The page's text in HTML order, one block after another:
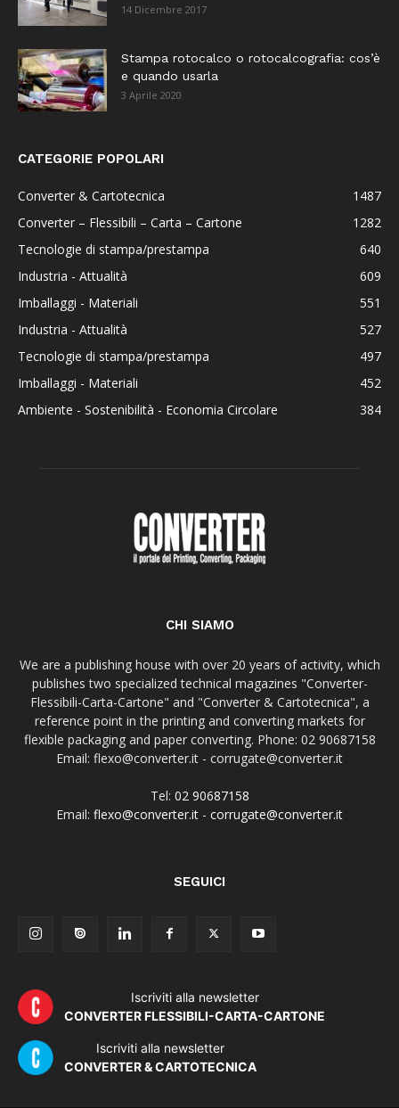
14 Dicembre 2017
Stampa rotocalco o rotocalcografia: cos’è
e quando usarla
3 Aprile 2020
CATEGORIE POPOLARI
Converter & Cartotecnica
1487
Converter – Flessibili – Carta – Cartone
1282
Tecnologie di stampa/prestampa
640
Industria - Attualità
609
Imballaggi - Materiali
551
Industria - Attualità
527
Tecnologie di stampa/prestampa
497
Imballaggi - Materiali
452
Ambiente - Sostenibilità - Economia Circolare
384
CHI SIAMO
We are a publishing house with over 20 years of activity, which
publishes two specialized technical magazines "Converter-
Flessibili-Carta-Cartone" and "Converter & Cartotecnica", a
reference point in the printing and converting markets for
flexible packaging and paper converting. Phone: 02 90687158
Email: flexo@converter.it - corrugate@converter.it
Tel: 02 90687158
Email: flexo@converter.it - corrugate@converter.it
SEGUICI
Iscriviti alla newsletter
CONVERTER FLESSIBILI-CARTA-CARTONE
Iscriviti alla newsletter
CONVERTER & CARTOTECNICA